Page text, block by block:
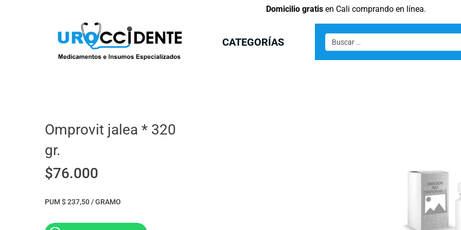
Domicilio gratisen Cali comprando en línea.
CATEGORÍAS
Omprovit jalea * 320
gr.
$76.000
PUM $ 237,50 / GRAMO